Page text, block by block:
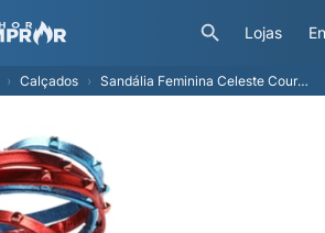
Lojas
Calçados Sandália Feminina Celeste Couro - Rosa